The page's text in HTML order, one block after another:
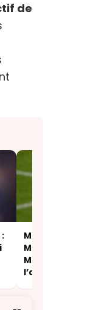
de
Mercato –
Mateus
Mourinho ne
l’affaire